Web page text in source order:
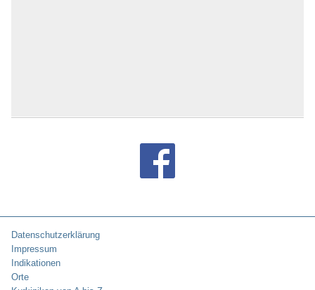
Datenschutzerklärung
Impressum
Indikationen
Orte